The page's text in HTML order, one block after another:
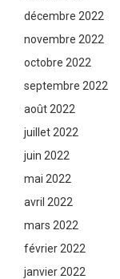
décembre 2022
novembre 2022
octobre 2022
septembre 2022
août 2022
juillet 2022
juin 2022
mai 2022
avril 2022
mars 2022
février 2022
janvier 2022